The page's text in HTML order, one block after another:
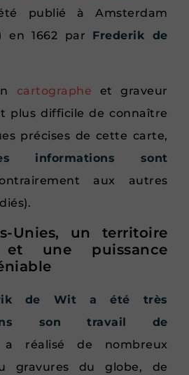
publié à Amsterdam
en 1662 par Frederik de
cartographe et graveur
plus difficile de connaître
précises de cette carte,
informations sont
aux autres
Unies, un territoire
une puissance
de Wit a été très
son travail de
réalisé de nombreux
gravures du globe, de